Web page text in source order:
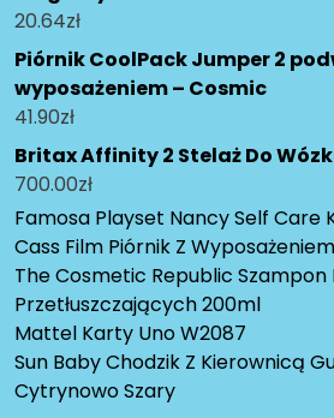
20.64zł
Piórnik CoolPack Jumper 2
wyposażeniem – Cosmic
41.90zł
Britax Affinity 2 Stelaż Do
700.00zł
Famosa Playset Nancy Self Care
Cass Film Piórnik Z
The Cosmetic Republic Szampon
Przetłuszczających 200ml
Mattel Karty Uno W2087
Sun Baby Chodzik Z Kierownicą
Cytrynowo Szary